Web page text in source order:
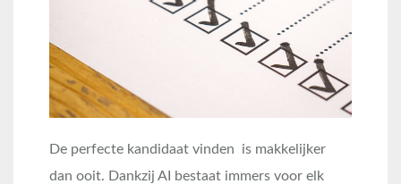
De perfecte kandidaat vinden is makkelijker
dan ooit. Dankzij AI bestaat immers voor elk